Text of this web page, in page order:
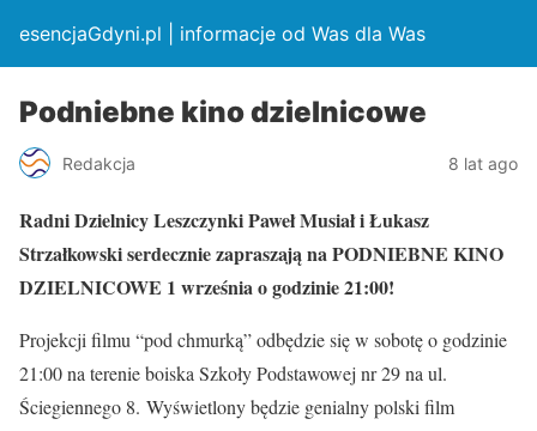
esencjaGdyni.pl | informacje od Was dla Was
Podniebne kino dzielnicowe
Redakcja 8 lat ago
Radni Dzielnicy Leszczynki Paweł Musiał i Łukasz
Strzałkowski serdecznie zapraszają na PODNIEBNE KINO
DZIELNICOWE 1 września o godzinie 21:00!
Projekcji filmu “pod chmurką” odbędzie się w sobotę o godzinie
21:00 na terenie boiska Szkoły Podstawowej nr 29 na ul.
Ściegiennego 8. Wyświetlony będzie genialny polski film